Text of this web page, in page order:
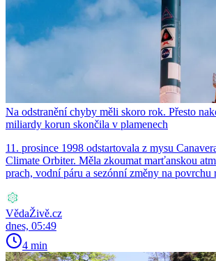
Na odstranění chyby měli skoro rok. Přesto
miliardy korun skončila v plamenech
11. prosince 1998 odstartovala z mysu
Climate Orbiter. Měla zkoumat marťanskou
prach, vodní páru a sezónní změny na povrchu
VědaŽivě.cz
dnes, 05:49
4 min